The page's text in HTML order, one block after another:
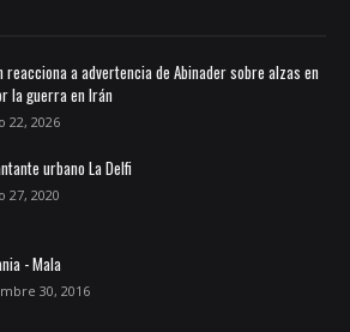
reacciona a advertencia de Abinader sobre alzas en
la guerra en Irán
22, 2026
urbano La Delfi
27, 2020
- Mala
30, 2016